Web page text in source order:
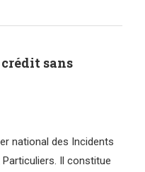
sans
national des Incidents
Il constitue